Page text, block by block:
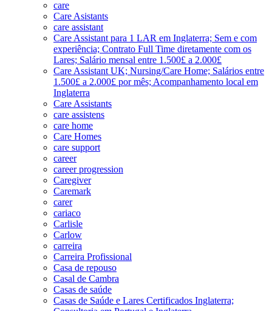
care
Care Asistants
care assistant
Care Assistant para 1 LAR em Inglaterra; Sem e com
experiência; Contrato Full Time diretamente com os
Lares; Salário mensal entre 1.500£ a 2.000£
Care Assistant UK; Nursing/Care Home; Salários entre
1.500£ a 2.000£ por mês; Acompanhamento local em
Inglaterra
Care Assistants
care assistens
care home
Care Homes
care support
career
career progression
Caregiver
Caremark
carer
cariaco
Carlisle
Carlow
carreira
Carreira Profissional
Casa de repouso
Casal de Cambra
Casas de saúde
Casas de Saúde e Lares Certificados Inglaterra;